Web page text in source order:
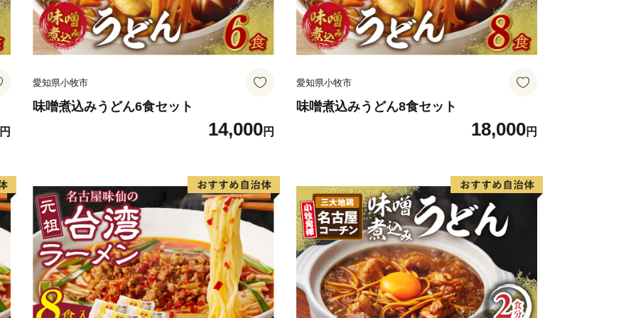
円
愛知県小牧市
味噌煮込みうどん6食セット
14,000円
愛知県小牧市
味噌煮込みうどん8食セット
18,000円